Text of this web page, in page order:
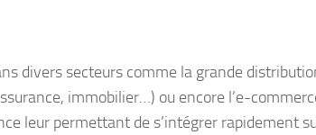
divers secteurs comme la grande
immobilier…) ou encore l’e-
leur permettant de s’intégrer rapidement